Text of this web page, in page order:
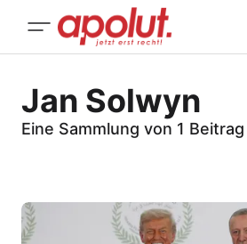
Jan Solwyn
Eine Sammlung von 1 Beitrag